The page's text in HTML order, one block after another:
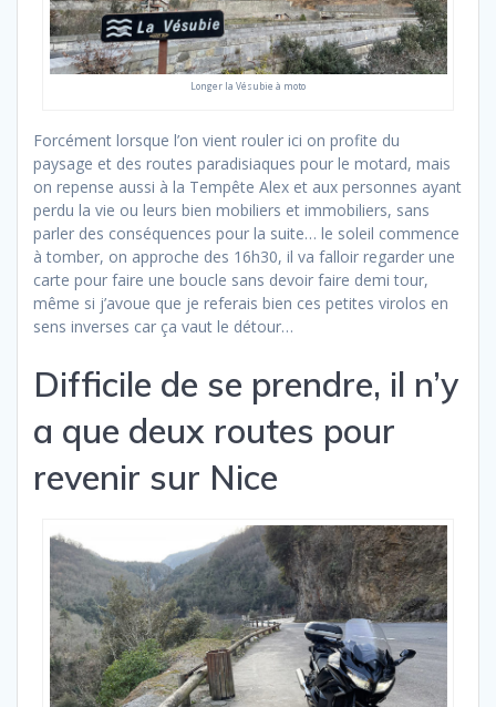
Longer la Vésubie à moto
Forcément lorsque l’on vient rouler ici on profite du
paysage et des routes paradisiaques pour le motard, mais
on repense aussi à la Tempête Alex et aux personnes ayant
perdu la vie ou leurs bien mobiliers et immobiliers, sans
parler des conséquences pour la suite… le soleil commence
à tomber, on approche des 16h30, il va falloir regarder une
carte pour faire une boucle sans devoir faire demi tour,
même si j’avoue que je referais bien ces petites virolos en
sens inverses car ça vaut le détour…
Difficile de se prendre, il n’y
a que deux routes pour
revenir sur Nice